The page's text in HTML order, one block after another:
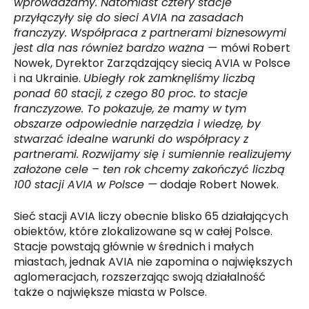
przyłączyły się do sieci AVIA na zasadach
franczyzy. Współpraca z partnerami biznesowymi
jest dla nas również bardzo ważna — mówi Robert
Nowek, Dyrektor Zarządzający siecią AVIA w Polsce
i na Ukrainie. Ubiegły rok zamknęliśmy liczbą
ponad 60 stacji, z czego 80 proc. to stacje
franczyzowe. To pokazuje, że mamy w tym
obszarze odpowiednie narzędzia i wiedzę, by
stwarzać idealne warunki do współpracy z
partnerami. Rozwijamy się i sumiennie realizujemy
założone cele – ten rok chcemy zakończyć liczbą
100 stacji AVIA w Polsce —dodaje Robert Nowek.
Sieć stacji AVIA liczy obecnie blisko 65 działających
obiektów, które zlokalizowane są w całej Polsce.
Stacje powstają głównie w średnich i małych
miastach, jednak AVIA nie zapomina o największych
aglomeracjach, rozszerzając swoją działalność
także o największe miasta w Polsce.